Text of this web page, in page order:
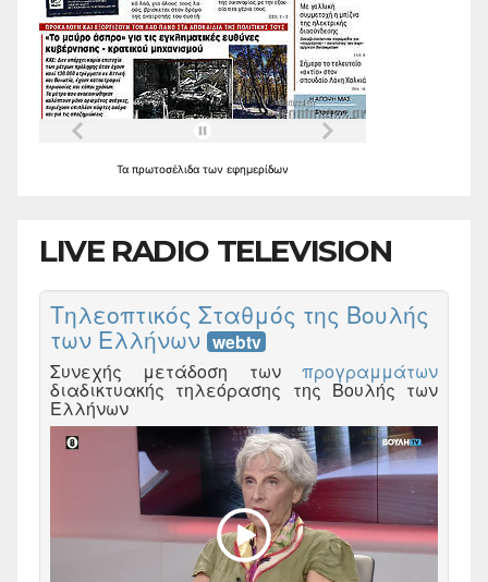
Τα πρωτοσέλιδα των εφημερίδων
LIVE RADIO TELEVISION